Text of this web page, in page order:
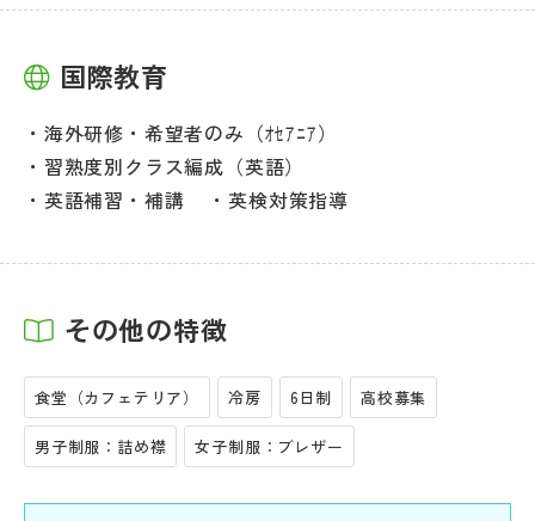
国際教育
海外研修・希望者のみ（ｵｾｱﾆｱ）
習熟度別クラス編成（英語）
英語補習・補講
英検対策指導
その他の特徴
食堂（カフェテリア） 冷房 6日制 高校募集
男子制服：詰め襟 女子制服：ブレザー